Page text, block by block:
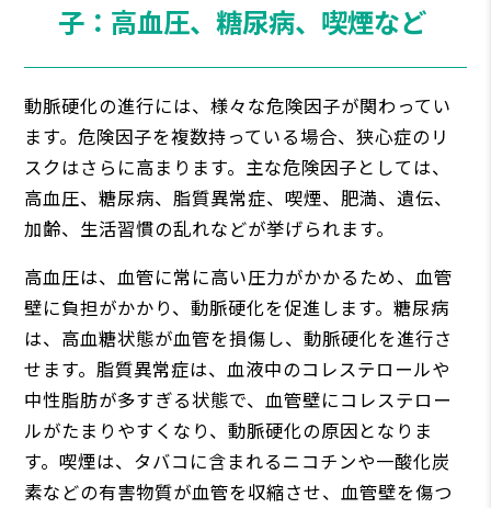
子：高血圧、糖尿病、喫煙など
動脈硬化の進行には、様々な危険因子が関わってい
ます。危険因子を複数持っている場合、狭心症のリ
スクはさらに高まります。主な危険因子としては、
高血圧、糖尿病、脂質異常症、喫煙、肥満、遺伝、
加齢、生活習慣の乱れなどが挙げられます。
高血圧は、血管に常に高い圧力がかかるため、血管
壁に負担がかかり、動脈硬化を促進します。糖尿病
は、高血糖状態が血管を損傷し、動脈硬化を進行さ
せます。脂質異常症は、血液中のコレステロールや
中性脂肪が多すぎる状態で、血管壁にコレステロー
ルがたまりやすくなり、動脈硬化の原因となりま
す。喫煙は、タバコに含まれるニコチンや一酸化炭
素などの有害物質が血管を収縮させ、血管壁を傷つ